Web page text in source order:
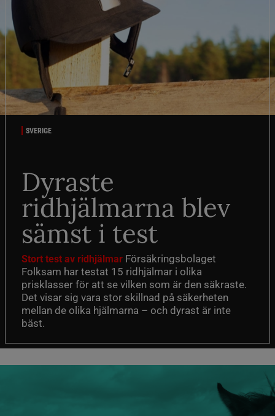
SVERIGE
Dyraste
ridhjälmarna blev
sämst i test
Stort test av ridhjälmar Försäkringsbolaget
Folksam har testat 15 ridhjälmar i olika
prisklasser för att se vilken som är den säkraste.
Det visar sig vara stor skillnad på säkerheten
mellan de olika hjälmarna – och dyrast är inte
bäst.